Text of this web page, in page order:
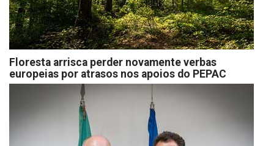
Floresta arrisca perder novamente verbas
europeias por atrasos nos apoios do PEPAC